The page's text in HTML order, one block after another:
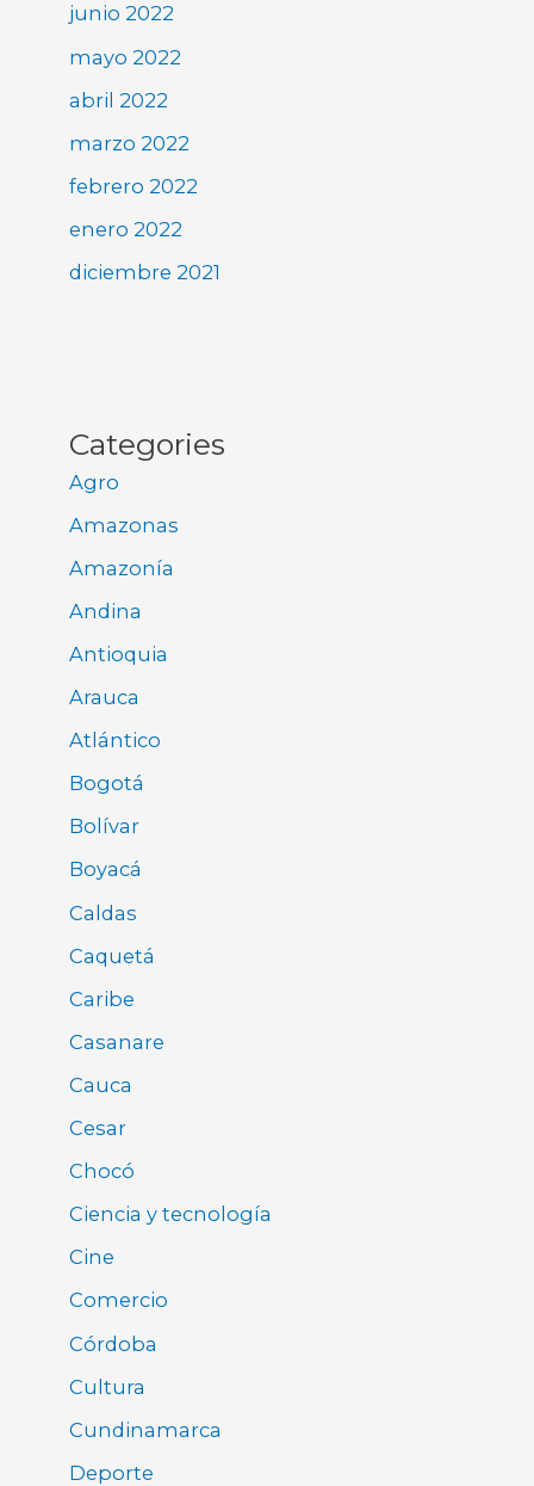
junio 2022
mayo 2022
abril 2022
marzo 2022
febrero 2022
enero 2022
diciembre 2021
Categories
Agro
Amazonas
Amazonía
Andina
Antioquia
Arauca
Atlántico
Bogotá
Bolívar
Boyacá
Caldas
Caquetá
Caribe
Casanare
Cauca
Cesar
Chocó
Ciencia y tecnología
Cine
Comercio
Córdoba
Cultura
Cundinamarca
Deporte